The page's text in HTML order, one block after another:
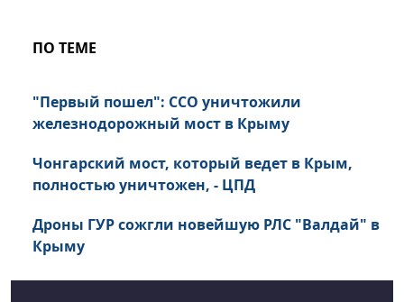
ПО ТЕМЕ
"Первый пошел": ССО уничтожили
железнодорожный мост в Крыму
Чонгарский мост, который ведет в Крым,
полностью уничтожен, - ЦПД
Дроны ГУР сожгли новейшую РЛС "Валдай" в
Крыму